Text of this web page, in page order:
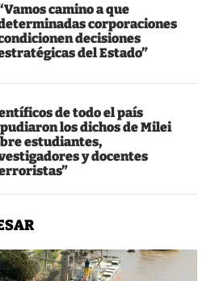
camino a que
corporaciones
decisiones
del Estado”
de todo el país
los dichos de Milei
estudiantes,
y docentes